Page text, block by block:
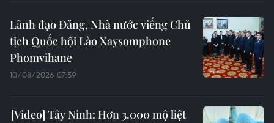
Lãnh đạo Đảng, Nhà nước viếng Chủ
tịch Quốc hội Lào Xaysomphone
Phomvihane
10/08/2026 07:59
Tây Ninh: Hơn 3.000 mộ liệt